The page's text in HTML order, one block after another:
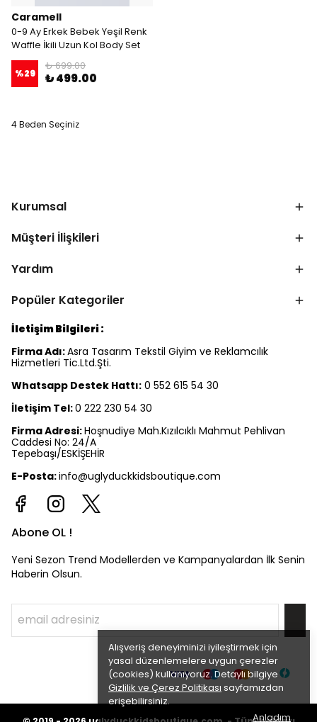
Alışveriş deneyiminizi iyileştirmek için
yasal düzenlemelere uygun çerezler
(cookies) kullanıyoruz. Detaylı bilgiye
Gizlilik ve Çerez Politikası sayfamızdan
erişebilirsiniz.
Anladım
Caramell
0-9 Ay Erkek Bebek Yeşil Renk
Waffle İkili Uzun Kol Body Set
%29
₺ 699.00
₺ 499.00
4 Beden Seçiniz
Kurumsal
Müşteri İlişkileri
Yardım
Popüler Kategoriler
İletişim Bilgileri :
Firma Adı:Asra Tasarım Tekstil Giyim ve Reklamcılık
Hizmetleri Tic.Ltd.Şti.
Whatsapp Destek Hattı: 0 552 615 54 30
İletişim Tel:0 222 230 54 30
Firma Adresi:Hoşnudiye Mah.Kızılcıklı Mahmut Pehlivan
Caddesi No: 24/A
Tepebaşı/ESKİŞEHİR
E-Posta:info@uglyduckkidsboutique.com
Abone OL !
Yeni Sezon Trend Modellerden ve Kampanyalardan İlk Senin
Haberin Olsun.